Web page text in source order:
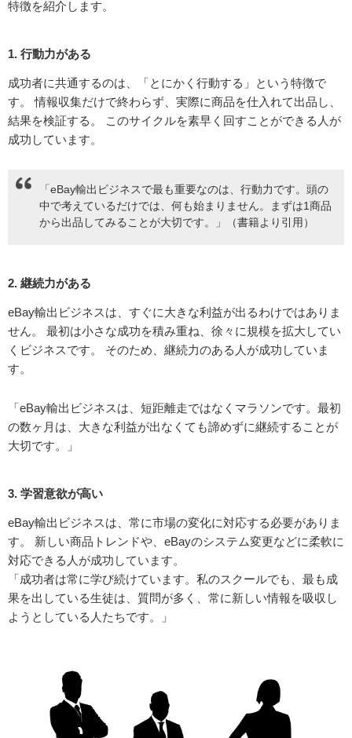
特徴を紹介します。
1. 行動力がある
成功者に共通するのは、「とにかく行動する」という特徴で
す。 情報収集だけで終わらず、実際に商品を仕入れて出品し、
結果を検証する。 このサイクルを素早く回すことができる人が
成功しています。
「eBay輸出ビジネスで最も重要なのは、行動力です。頭の
中で考えているだけでは、何も始まりません。まずは1商品
から出品してみることが大切です。」（書籍より引用）
2. 継続力がある
eBay輸出ビジネスは、すぐに大きな利益が出るわけではありま
せん。 最初は小さな成功を積み重ね、徐々に規模を拡大してい
くビジネスです。 そのため、継続力のある人が成功していま
す。
「eBay輸出ビジネスは、短距離走ではなくマラソンです。最初
の数ヶ月は、大きな利益が出なくても諦めずに継続することが
大切です。」
3. 学習意欲が高い
eBay輸出ビジネスは、常に市場の変化に対応する必要がありま
す。 新しい商品トレンドや、eBayのシステム変更などに柔軟に
対応できる人が成功しています。
「成功者は常に学び続けています。私のスクールでも、最も成
果を出している生徒は、質問が多く、常に新しい情報を吸収し
ようとしている人たちです。」